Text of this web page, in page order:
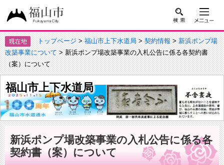
トップページ>福山市上下水道局>契約情報>新浜ポンプ場
改築事業について> 新浜ポンプ場改築事業の入札公告に係る各契約書
（案）について
福山市上下水道局
新浜ポンプ場改築事業の入札公告に係る各
契約書（案）について